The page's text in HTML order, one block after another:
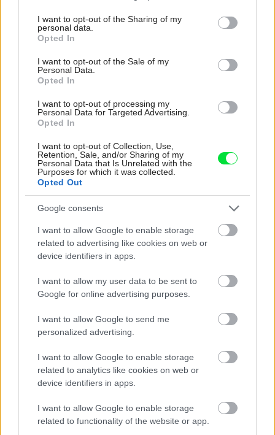
not limited to your visit or usage behaviour. You may click to
grant or deny consent to Google and its third-party tags to
use your data for below specified purposes in below Google
consent section.
I want to opt-out of the Sharing of my
personal data.
Opted In
I want to opt-out of the Sale of my
Personal Data.
Opted In
I want to opt-out of processing my
Personal Data for Targeted Advertising.
Opted In
I want to opt-out of Collection, Use,
Retention, Sale, and/or Sharing of my
Personal Data that Is Unrelated with the
Purposes for which it was collected.
Opted Out
Google consents
I want to allow Google to enable storage
related to advertising like cookies on web or
device identifiers in apps.
I want to allow my user data to be sent to
Google for online advertising purposes.
I want to allow Google to send me
personalized advertising.
I want to allow Google to enable storage
related to analytics like cookies on web or
device identifiers in apps.
I want to allow Google to enable storage
related to functionality of the website or app.
Mohlo by vás zaujímať
Dva mosty v Trebišove sú
v havarijnom stave. Čaká